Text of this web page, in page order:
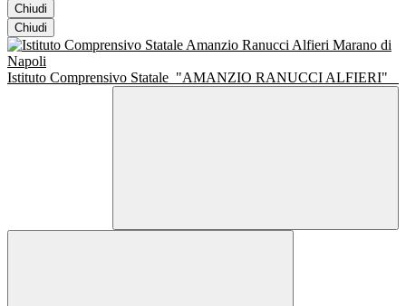
Chiudi
Chiudi
Istituto Comprensivo Statale "AMANZIO RANUCCI ALFIERI"